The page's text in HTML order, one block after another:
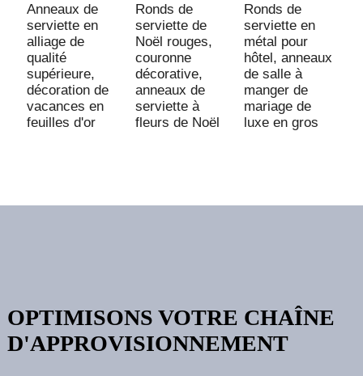
Anneaux de
serviette en
alliage de
qualité
supérieure,
décoration de
vacances en
feuilles d'or
Ronds de
serviette de
Noël rouges,
couronne
décorative,
anneaux de
serviette à
fleurs de Noël
Ronds de
serviette en
métal pour
hôtel, anneaux
de salle à
manger de
mariage de
luxe en gros
OPTIMISONS VOTRE CHAÎNE
D'APPROVISIONNEMENT